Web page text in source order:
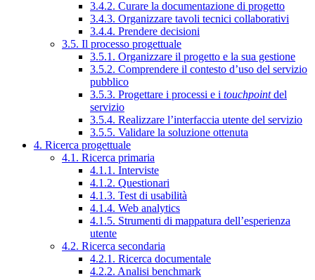
3.4.2. Curare la documentazione di progetto
3.4.3. Organizzare tavoli tecnici collaborativi
3.4.4. Prendere decisioni
3.5. Il processo progettuale
3.5.1. Organizzare il progetto e la sua gestione
3.5.2. Comprendere il contesto d’uso del servizio
pubblico
3.5.3. Progettare i processi e i touchpointdel
servizio
3.5.4. Realizzare l’interfaccia utente del servizio
3.5.5. Validare la soluzione ottenuta
4. Ricerca progettuale
4.1. Ricerca primaria
4.1.1. Interviste
4.1.2. Questionari
4.1.3. Test di usabilità
4.1.4. Web analytics
4.1.5. Strumenti di mappatura dell’esperienza
utente
4.2. Ricerca secondaria
4.2.1. Ricerca documentale
4.2.2. Analisi benchmark